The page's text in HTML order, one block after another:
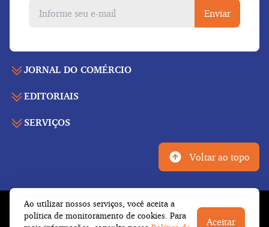
Ao utilizar nossos serviços, você aceita a
política de monitoramento de cookies. Para
Aceitar
Voltar ao topo
JORNAL DO COMÉRCIO
Capa
Fale conosco
EDITORIAIS
Economia
Esportes
Cultura
SERVIÇOS
Galeria de vídeos
Tempo
Enviar
© Copyright 2026 Empresa Jornalística J.C. Jarros